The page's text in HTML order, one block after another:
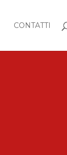
CONTATTI